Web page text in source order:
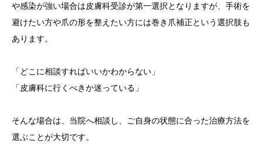
や感染が強い場合は皮膚科受診が第一選択となりますが、手術を
避けたい方や爪の形を整えたい方には巻き爪補正という選択肢も
あります。
「どこに相談すればいいかわからない」
「皮膚科に行くべきか迷っている」
そんな場合は、当院へ相談し、ご自身の状態に合った治療方法を
選ぶことが大切です。